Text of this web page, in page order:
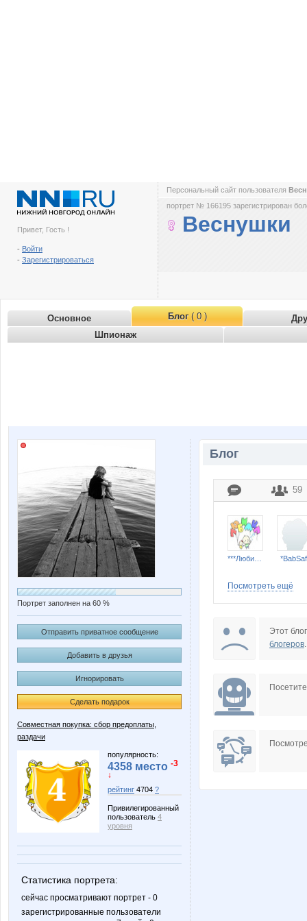
Привет, Гость !
- Войти
- Зарегистрироваться
Персональный сайт пользователя
портрет № 166195 зарегистрирован
Веснушки
Основное Блог( 0 )
Шпионаж
Портрет заполнен на 60 %
Отправить приватное сообщение
Добавить в друзья
Игнорировать
Сделать подарок
Совместная покупка: сбор предоплаты,
раздачи
популярность:
4358 место -3
↓
рейтинг 4704 ?
Привилегированный
пользователь 4
уровня
Статистика портрета:
сейчас просматривают портрет - 0
зарегистрированные пользователи
Блог
59
Noriko Nutka
Посмотреть ещё
Этот
блогеров.